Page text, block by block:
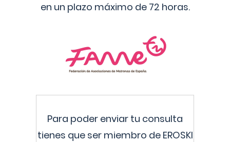
en un plazo máximo de 72 horas.
Para poder enviar tu consulta
tienes que ser miembro de EROSKI